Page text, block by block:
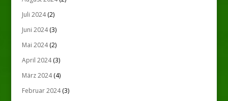
Juli 2024(2)
Juni 2024(3)
Mai 2024(2)
April 2024(3)
März 2024(4)
Februar 2024(3)